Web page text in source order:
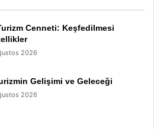
Cenneti: Keşfedilmesi
2026
Gelişimi ve Geleceği
2026